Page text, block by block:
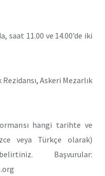
saat 11.00 ve 14.00’de iki
Askeri Mezarlık
hangi tarihte ve
veya Türkçe olarak)
Başvurular: